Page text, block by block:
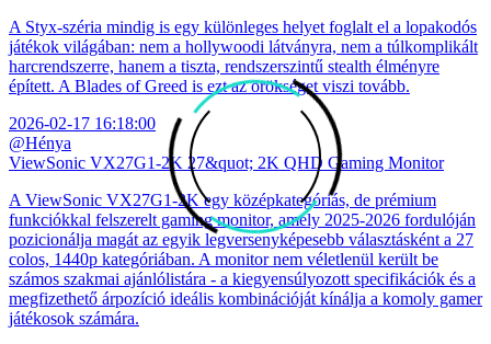
A Styx-széria mindig is egy különleges helyet foglalt el a lopakodós
játékok világában: nem a hollywoodi látványra, nem a túlkomplikált
harcrendszerre, hanem a tiszta, rendszerszintű stealth élményre
épített. A Blades of Greed is ezt az örökséget viszi tovább.
2026-02-17 16:18:00
@Hénya
ViewSonic VX27G1-2K 27&quot; 2K QHD Gaming Monitor
A ViewSonic VX27G1-2K egy középkategóriás, de prémium
funkciókkal felszerelt gaming monitor, amely 2025-2026 fordulóján
pozicionálja magát az egyik legversenyképesebb választásként a 27
colos, 1440p kategóriában. A monitor nem véletlenül került be
számos szakmai ajánlólistára - a kiegyensúlyozott specifikációk és a
megfizethető árpozíció ideális kombinációját kínálja a komoly gamer
játékosok számára.